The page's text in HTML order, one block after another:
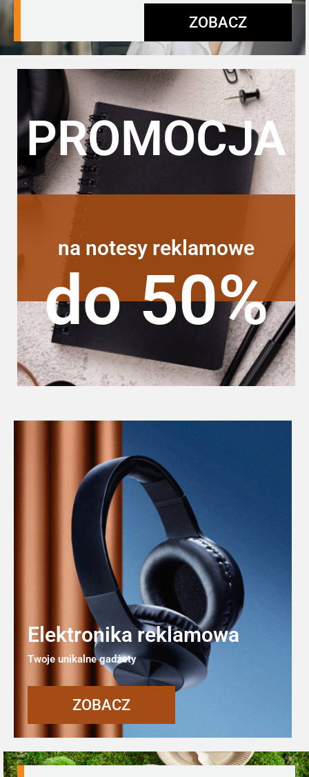
ZOBACZ
PROMOCJA
na notesy reklamowe
do 50%
Elektronika reklamowa
Twoje unikalne gadżety
ZOBACZ